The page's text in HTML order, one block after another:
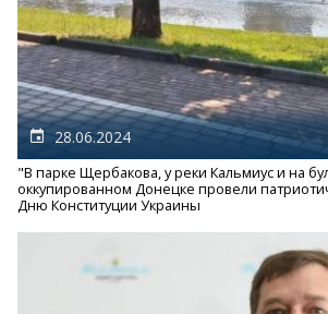
28.06.2024
"В парке Щербакова, у реки Кальмиус и на
оккупированном Донецке провели
Дню Конституции Украины